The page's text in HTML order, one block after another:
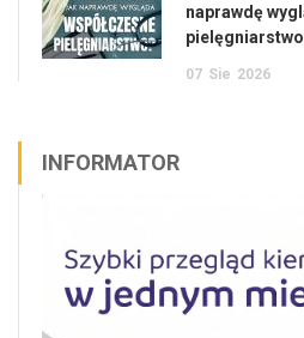
naprawdę
07 Sie 2026
INFORMATOR